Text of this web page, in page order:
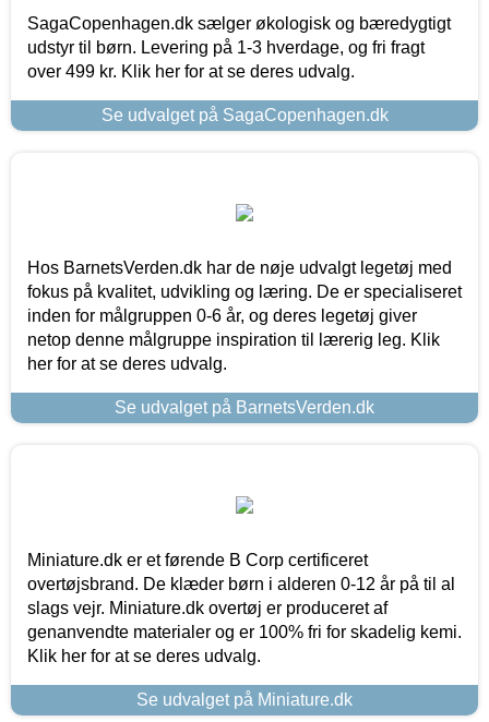
SagaCopenhagen.dk sælger økologisk og bæredygtigt
udstyr til børn. Levering på 1-3 hverdage, og fri fragt
over 499 kr. Klik her for at se deres udvalg.
Se udvalget på SagaCopenhagen.dk
Hos BarnetsVerden.dk har de nøje udvalgt legetøj med
fokus på kvalitet, udvikling og læring. De er specialiseret
inden for målgruppen 0-6 år, og deres legetøj giver
netop denne målgruppe inspiration til lærerig leg. Klik
her for at se deres udvalg.
Se udvalget på BarnetsVerden.dk
Miniature.dk er et førende B Corp certificeret
overtøjsbrand. De klæder børn i alderen 0-12 år på til al
slags vejr. Miniature.dk overtøj er produceret af
genanvendte materialer og er 100% fri for skadelig kemi.
Klik her for at se deres udvalg.
Se udvalget på Miniature.dk